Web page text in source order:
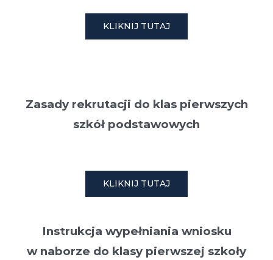
KLIKNIJ TUTAJ
Zasady rekrutacji do klas pierwszych
szkół podstawowych
KLIKNIJ TUTAJ
Instrukcja wypełniania wniosku
w naborze do klasy pierwszej szkoły